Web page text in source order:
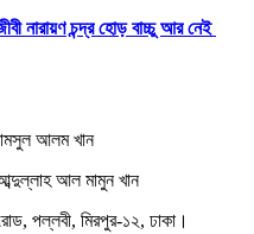
নারায়ণ চন্দ্র হোড় বাচ্চু আর নেই
আলম খান
আল মামুন খান
পল্লবী, মিরপুর-১২, ঢাকা।